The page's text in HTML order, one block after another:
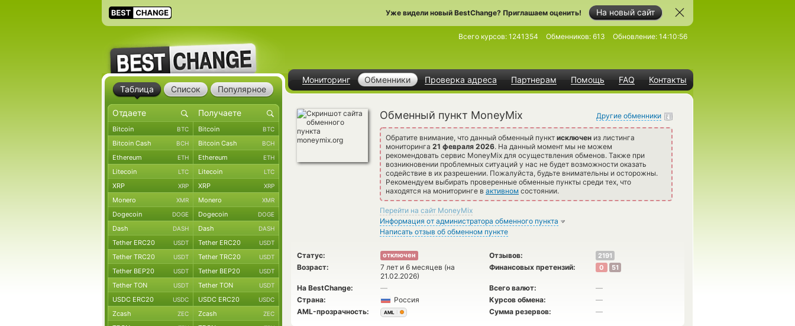
На новый сайт
Уже видели новый BestChange? Приглашаем оценить!
Мониторинг Обменники Проверка адреса Партнерам Помощь FAQ Контакты
Всего курсов: 1241354 Обменников: 613 Обновление: 14:10:56
Обменный пункт MoneyMix
Обратите внимание, что данный обменный пункт исключен из листинга
мониторинга 21 февраля 2026. На данный момент мы не можем
рекомендовать сервис MoneyMix для осуществления обменов. Также при
возникновении проблемных ситуаций у нас не будет возможности оказать
содействие в их разрешении. Пожалуйста, будьте внимательны и осторожны.
Рекомендуем выбирать проверенные обменные пункты среди тех, что
находятся на мониторинге в активном состоянии.
Перейти на сайт MoneyMix
Информация от администратора обменного пункта
Написать отзыв об обменном пункте
Другие обменники
Статус: отключен Отзывов: 2191
Возраст:
7 лет и 6 месяцев (на
21.02.2026)
Финансовых претензий: 0 51
На BestChange: — Всего валют:
—
Страна:
Россия Курсов обмена:
—
AML-прозрачность:
AML Сумма резервов: —
Таблица Список Популярное
Bitcoin BTC Bitcoin BTC
Bitcoin Cash BCH Bitcoin Cash BCH
Ethereum ETH Ethereum ETH
Litecoin LTC Litecoin LTC
XRP XRP XRP XRP
Monero XMR Monero XMR
Dogecoin DOGE Dogecoin DOGE
Dash DASH Dash DASH
Tether ERC20 USDT Tether ERC20 USDT
Tether TRC20 USDT Tether TRC20 USDT
Tether BEP20 USDT Tether BEP20 USDT
Tether TON USDT Tether TON USDT
USDC ERC20 USDC USDC ERC20 USDC
Zcash ZEC Zcash ZEC